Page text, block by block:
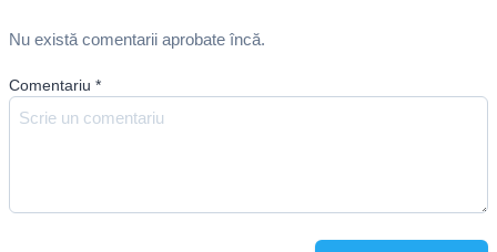
Nu există comentarii aprobate încă.
Comentariu *